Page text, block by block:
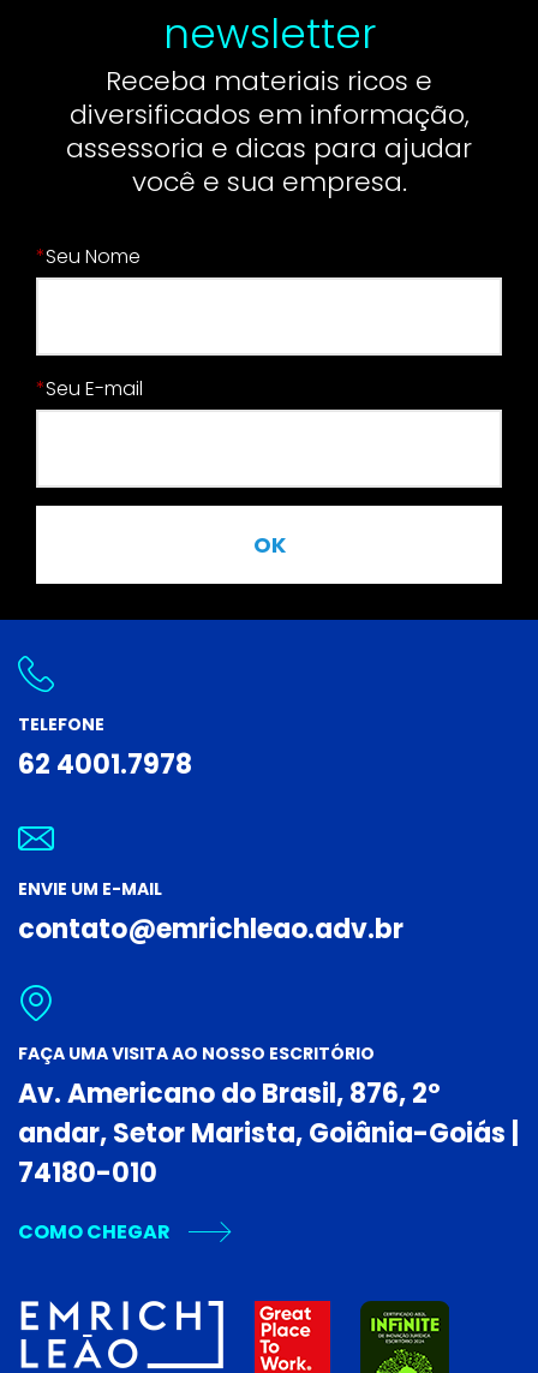
newsletter
Receba materiais ricos e
diversificados em informação,
assessoria e dicas para ajudar
você e sua empresa.
*Seu Nome
*Seu E-mail
OK
TELEFONE
62 4001.7978
ENVIE UM E-MAIL
contato@emrichleao.adv.br
FAÇA UMA VISITA AO NOSSO ESCRITÓRIO
Av. Americano do Brasil, 876, 2º
andar, Setor Marista, Goiânia-Goiás |
74180-010
COMO CHEGAR